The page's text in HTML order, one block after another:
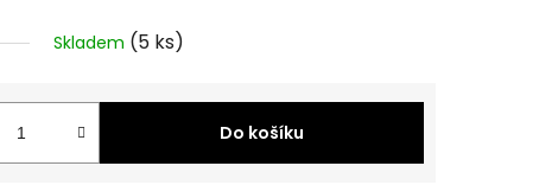
Skladem (5 ks)
Do košíku